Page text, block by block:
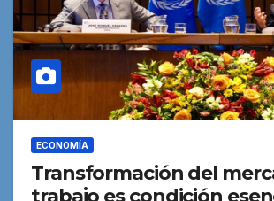
ECONOMÍA
Transformación del
trabajo es condición